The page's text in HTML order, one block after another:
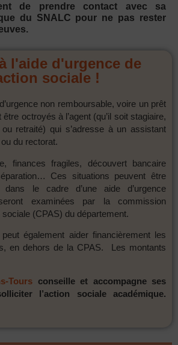
de prendre contact avec sa
du SNALC pour ne pas rester
l'aide d'urgence de
sociale !
non remboursable, voire un prêt
octroyés à l’agent (qu’il soit stagiaire,
retraité) qui s’adresse à un assistant
du rectorat.
finances fragiles, découvert bancaire
Ces situations peuvent être
le cadre d’une aide d’urgence
examinées par la commission
sociale (CPAS) du département.
également aider financièrement les
en dehors de la CPAS. Les montants
Tours conseille et accompagne ses
l’action sociale académique.